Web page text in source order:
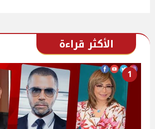
الأكثر قراءة
1